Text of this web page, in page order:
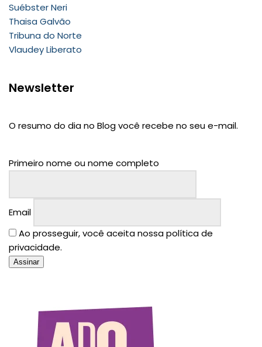
Suébster Neri
Thaisa Galvão
Tribuna do Norte
Vlaudey Liberato
Newsletter
O resumo do dia no Blog você recebe no seu e-mail.
Primeiro nome ou nome completo
Email
Ao prosseguir, você aceita nossa política de
privacidade.